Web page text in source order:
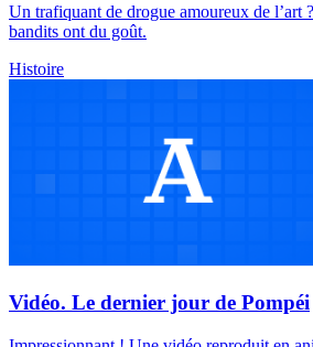
Un trafiquant de drogue amoureux de l’art
bandits ont du goût.
Histoire
Vidéo. Le dernier jour de Pompéi